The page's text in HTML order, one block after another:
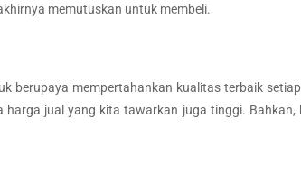
memutuskan untuk membeli.
berupaya mempertahankan kualitas terbaik
jual yang kita tawarkan juga tinggi.